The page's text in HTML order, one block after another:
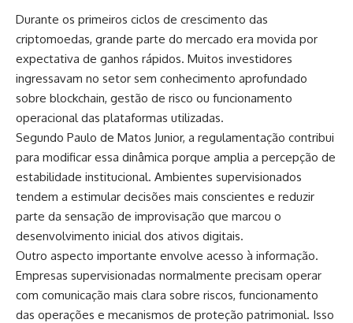
Durante os primeiros ciclos de crescimento das
criptomoedas, grande parte do mercado era movida por
expectativa de ganhos rápidos. Muitos investidores
ingressavam no setor sem conhecimento aprofundado
sobre blockchain, gestão de risco ou funcionamento
operacional das plataformas utilizadas.
Segundo Paulo de Matos Junior, a regulamentação contribui
para modificar essa dinâmica porque amplia a percepção de
estabilidade institucional. Ambientes supervisionados
tendem a estimular decisões mais conscientes e reduzir
parte da sensação de improvisação que marcou o
desenvolvimento inicial dos ativos digitais.
Outro aspecto importante envolve acesso à informação.
Empresas supervisionadas normalmente precisam operar
com comunicação mais clara sobre riscos, funcionamento
das operações e mecanismos de proteção patrimonial. Isso